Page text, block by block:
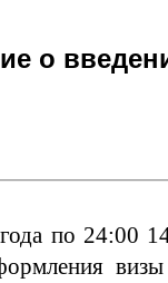
о
по 24:00